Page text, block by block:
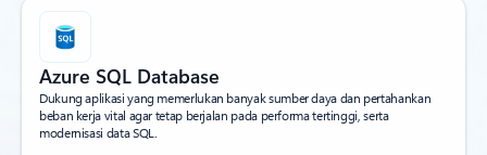
Azure SQL Database
Dukung aplikasi yang memerlukan banyak sumber daya dan pertahankan
beban kerja vital agar tetap berjalan pada performa tertinggi, serta
modernisasi data SQL.